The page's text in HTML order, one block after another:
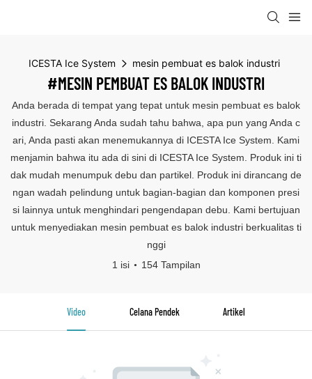
ICESTA Ice System mesin pembuat es balok industri
#MESIN PEMBUAT ES BALOK INDUSTRI
Anda berada di tempat yang tepat untuk mesin pembuat es balok
industri. Sekarang Anda sudah tahu bahwa, apa pun yang Anda c
ari, Anda pasti akan menemukannya di ICESTA Ice System. Kami
menjamin bahwa itu ada di sini di ICESTA Ice System. Produk ini ti
dak mudah menumpuk debu dan partikel. Produk ini dirancang de
ngan wadah pelindung untuk bagian-bagian dan komponen presi
si lainnya untuk menghindari pengendapan debu. Kami bertujuan
untuk menyediakan mesin pembuat es balok industri berkualitas ti
nggi
1 isi
154 Tampilan
Video Celana Pendek Artikel